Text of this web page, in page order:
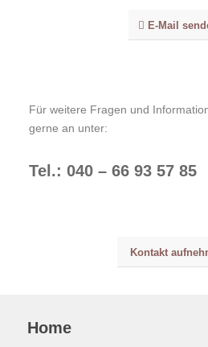
E-Mail
Für weitere Fragen und
gerne an unter:
Tel.: 040 – 66 93 57 85
Kontakt
Home